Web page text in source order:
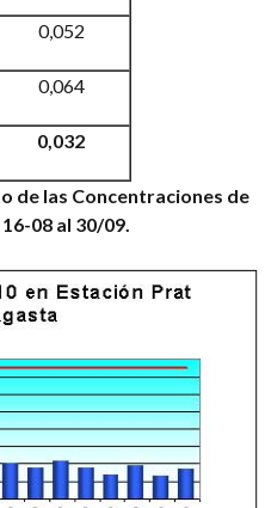
0,052
0,064
0,032
de las Concentraciones de
08 al 30/09.